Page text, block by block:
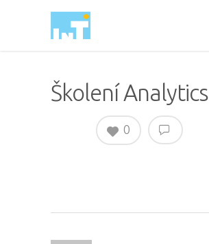
Školení Analytics
0